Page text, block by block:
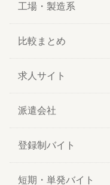
工場・製造系
比較まとめ
求人サイト
派遣会社
登録制バイト
短期・単発バイト